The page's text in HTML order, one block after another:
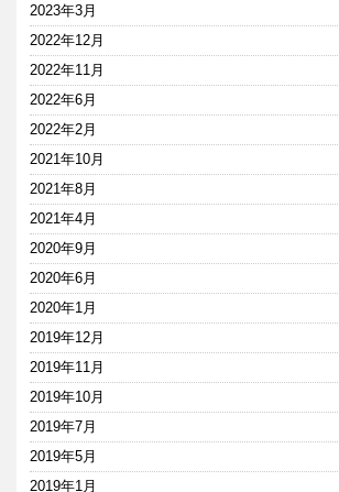
2023年3月
2022年12月
2022年11月
2022年6月
2022年2月
2021年10月
2021年8月
2021年4月
2020年9月
2020年6月
2020年1月
2019年12月
2019年11月
2019年10月
2019年7月
2019年5月
2019年1月